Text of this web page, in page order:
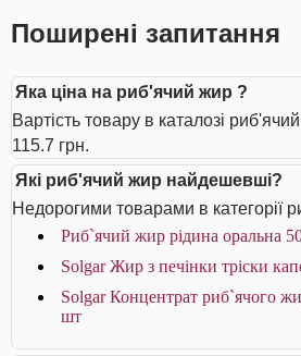
Поширені запитання
Яка ціна на риб'ячий жир ?
Вартість товару в каталозі
115.7 грн.
Які риб'ячий жир найдешевші?
Недорогими товарами в категорії
Риб`ячий жир рідина оральна
Solgar Жир з печінки тріски
Solgar Концентрат риб`ячого
шт